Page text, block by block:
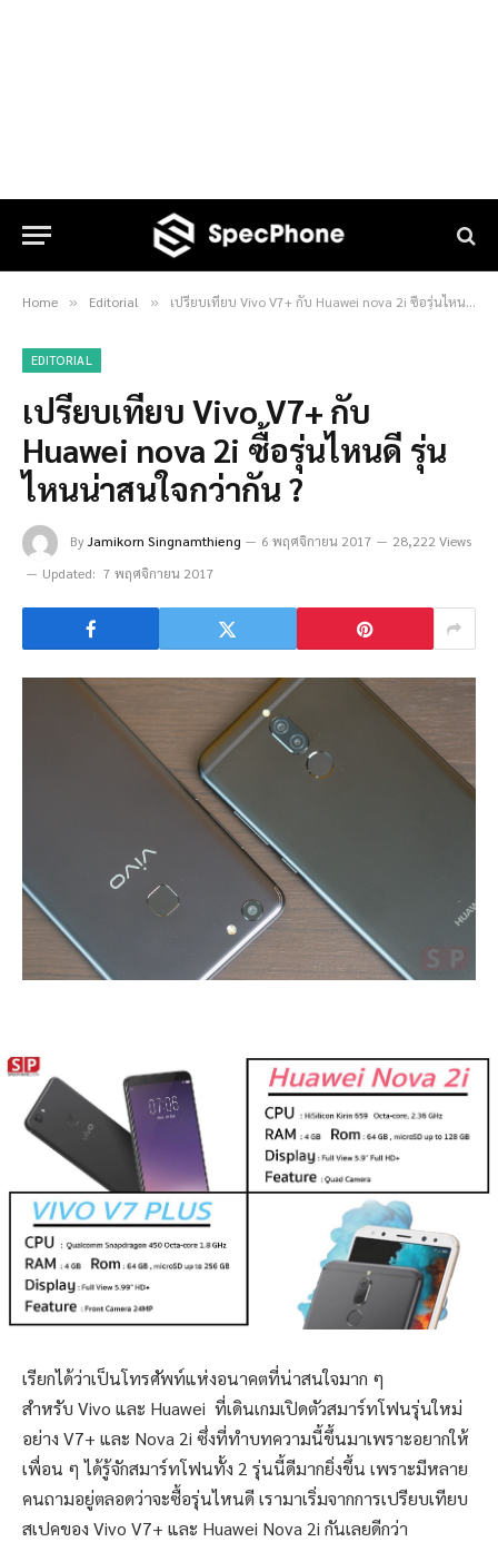
Home » Editorial » เปรียบเทียบ Vivo V7+ กับ Huawei nova 2i ซื้อรุ่นไหนดี รุ่นไหนน่าสนใจกว่ากัน ?
EDITORIAL
เปรียบเทียบ Vivo V7+ กับ
Huawei nova 2i ซื้อรุ่นไหนดี รุ่น
ไหนน่าสนใจกว่ากัน ?
ByJamikorn Singnamthieng 6 พฤศจิกายน 2017
28,222 Views
Updated: 7 พฤศจิกายน 2017
เรียกได้ว่าเป็นโทรศัพท์แห่งอนาคตที่น่าสนใจมาก ๆ
สำหรับ Vivo และ Huawei ที่เดินเกมเปิดตัวสมาร์ทโฟนรุ่นใหม่
อย่าง V7+ และ Nova 2i ซึ่งที่ทำบทความนี้ขึ้นมาเพราะอยากให้
เพื่อน ๆ ได้รู้จักสมาร์ทโฟนทั้ง 2 รุ่นนี้ดีมากยิ่งขึ้น เพราะมีหลาย
คนถามอยู่ตลอดว่าจะซื้อรุ่นไหนดี เรามาเริ่มจากการเปรียบเทียบ
สเปคของ Vivo V7+ และ Huawei Nova 2i กันเลยดีกว่า